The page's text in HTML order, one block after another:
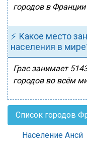
городов в Франции
⚡ Какое место
населения в
Грас занимает
городов во всём
Список городов
Население Анси́